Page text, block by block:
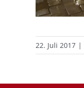
22. Juli 2017 |